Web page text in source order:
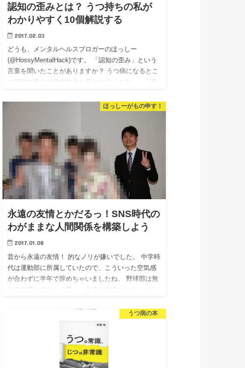
認知の歪みとは？ うつ持ちの私が
わかりやすく10個解説する
2017.02.03
どうも、メンタルヘルスブロガーのほっしー
(@HossyMentalHack)です。 「認知の歪み」という
言葉を聞いたことがありますか？ うつ病になるとこ
の認知の歪みが発生すると言われています。 「認
ほっしーがもの申す！
永遠の友情とかだるっ！SNS時代の
わがままな人間関係を構築しよう
2017.01.08
昔から永遠の友情！ 的なノリが嫌いでした。 中学時
代は運動部に所属していたので、こういった空気感
が合わずに半年で辞めちゃいましたね。 野球部は無
条件で嫌いでした（笑） 永遠の友情とかめんどく
うつ病の本